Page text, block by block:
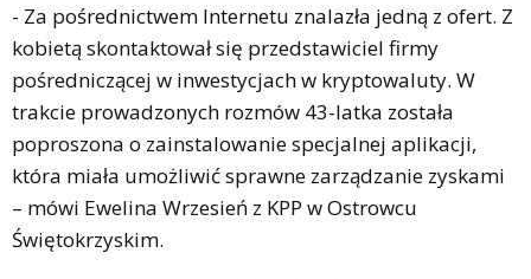
- Za pośrednictwem Internetu znalazła jedną z ofert. Z
kobietą skontaktował się przedstawiciel firmy
pośredniczącej w inwestycjach w kryptowaluty. W
trakcie prowadzonych rozmów 43-latka została
poproszona o zainstalowanie specjalnej aplikacji,
która miała umożliwić sprawne zarządzanie zyskami
– mówi Ewelina Wrzesień z KPP w Ostrowcu
Świętokrzyskim.